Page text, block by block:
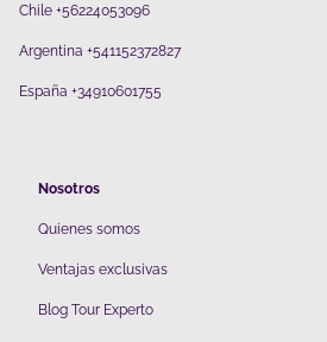
Chile +56224053096
Argentina +541152372827
España +34910601755
Nosotros
Quienes somos
Ventajas exclusivas
Blog Tour Experto